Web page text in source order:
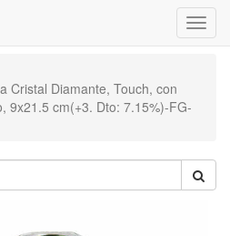
Menú
de
Cristal Diamante, Touch, con
9x21.5 cm(+3. Dto: 7.15%)-FG-